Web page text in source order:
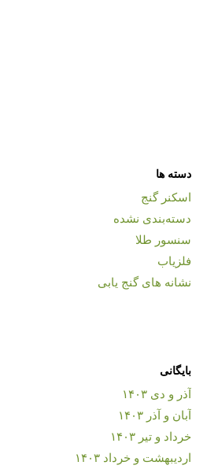
دسته ها
اسکنر گنج
دسته‌بندی نشده
سنسور طلا
فلزیاب
نشانه های گنج یابی
بایگانی
آذر و دی ۱۴۰۳
آبان و آذر ۱۴۰۳
خرداد و تیر ۱۴۰۳
اردیبهشت و خرداد ۱۴۰۳